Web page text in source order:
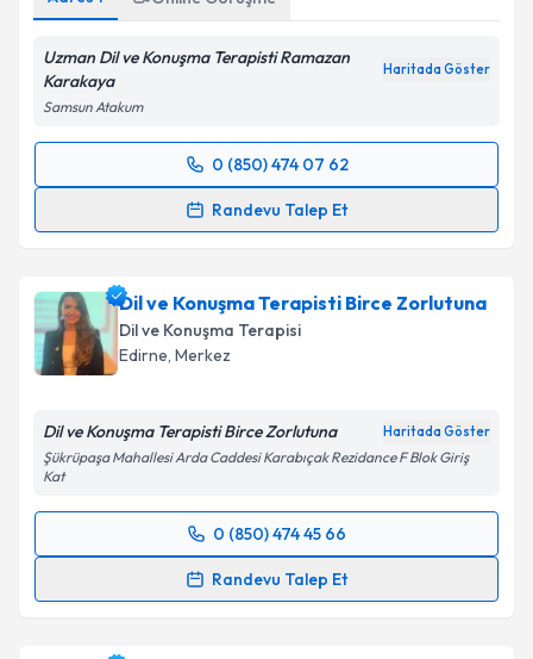
Uzman Dil ve Konuşma Terapisti Ramazan
Karakaya
Haritada Göster
Samsun Atakum
0 (850) 474 07 62
Randevu Talep Et
Randevu Takvimi Talebi
bu uzmandan randevu almanız için bir takvim
hazırlandığında e-posta ile bilgilendireceğiz.
E-posta Adresiniz
Metni'ni okudum ve kişisel verilerimin belirtilen
kapsamda işlenmesini kabul ediyorum.
Dil ve Konuşma Terapisti Birce Zorlutuna
Dil ve Konuşma Terapisi
Edirne, Merkez
Dil ve Konuşma Terapisti Birce Zorlutuna Haritada Göster
Şükrüpaşa Mahallesi Arda Caddesi Karabıçak Rezidance F Blok Giriş
Kat
0 (850) 474 45 66
Randevu Talep Et
Randevu Takvimi Talebi